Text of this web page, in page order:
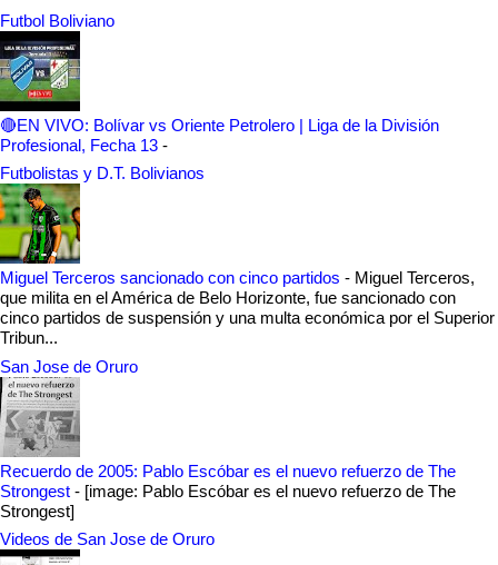
Futbol Boliviano
🔴EN VIVO: Bolívar vs Oriente Petrolero | Liga de la División
Profesional, Fecha 13 -
Futbolistas y D.T. Bolivianos
Miguel Terceros sancionado con cinco partidos - Miguel Terceros,
que milita en el América de Belo Horizonte, fue sancionado con
cinco partidos de suspensión y una multa económica por el Superior
Tribun...
San Jose de Oruro
Recuerdo de 2005: Pablo Escóbar es el nuevo refuerzo de The
Strongest - [image: Pablo Escóbar es el nuevo refuerzo de The
Strongest]
Videos de San Jose de Oruro